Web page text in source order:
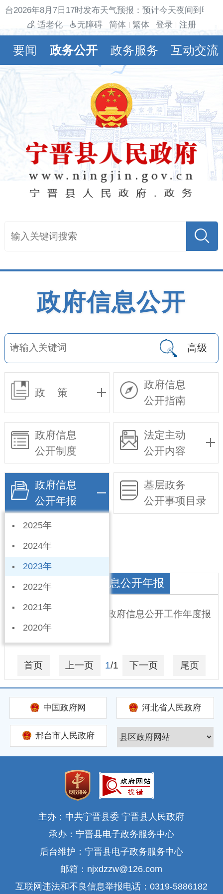
台2026年8月7日17时发布天气预报：预计今天夜间到明
适老化
无障碍 简体 繁体 登录 注册
要闻 政务公开 政务服务 互动交流
政府信息公开
高级
政 策
政府信息
公开指南
政府信息
公开制度
法定主动
公开内容
政府信息
公开年报
2025年
2024年
2023年
2022年
2021年
2020年
基层政务
公开事项目录
依申请公开
生态环境分局政府信息公开年报
宁晋县生态分局2023年政府信息公开工作年度报
告
2024-01-25
首页 上一页 1/1 下一页 尾页
中国政府网 河北省人民政府
邢台市人民政府
主办：中共宁晋县委 宁晋县人民政府
承办：宁晋县电子政务服务中心
后台维护：宁晋县电子政务服务中心
邮箱：njxdzzw@126.com
互联网违法和不良信息举报电话：0319-5886182